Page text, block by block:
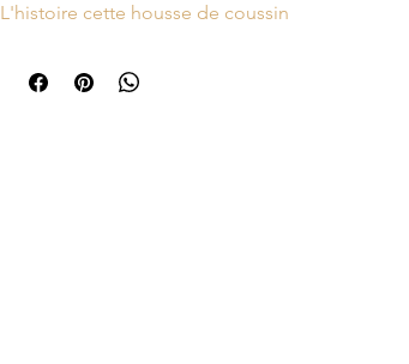
L'histoire cette housse de coussin
été fabriquée à partir d’une toile de coton peinte